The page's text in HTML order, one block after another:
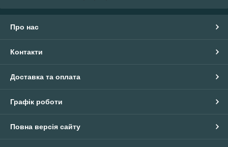
Про нас
Контакти
Доставка та оплата
Графік роботи
Повна версія сайту